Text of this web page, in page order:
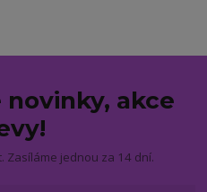
akce
Zasíláme jednou za 14 dní.